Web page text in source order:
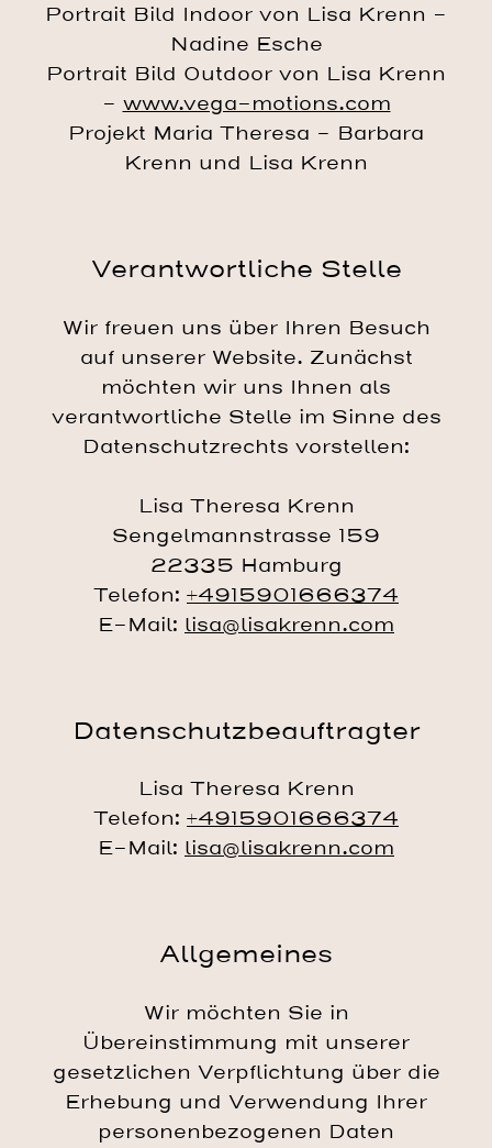
Portrait Bild Indoor von Lisa Krenn –
Nadine Esche
Portrait Bild Outdoor von Lisa Krenn
– www.vega-motions.com
Projekt Maria Theresa – Barbara
Krenn und Lisa Krenn
Verantwortliche Stelle
Wir freuen uns über Ihren Besuch
auf unserer Website. Zunächst
möchten wir uns Ihnen als
verantwortliche Stelle im Sinne des
Datenschutzrechts vorstellen:
Lisa Theresa Krenn
Sengelmannstrasse 159
22335 Hamburg
Telefon: +4915901666374
E-Mail: lisa@lisakrenn.com
Datenschutzbeauftragter
Lisa Theresa Krenn
Telefon: +4915901666374
E-Mail: lisa@lisakrenn.com
Allgemeines
Wir möchten Sie in
Übereinstimmung mit unserer
gesetzlichen Verpflichtung über die
Erhebung und Verwendung Ihrer
personenbezogenen Daten